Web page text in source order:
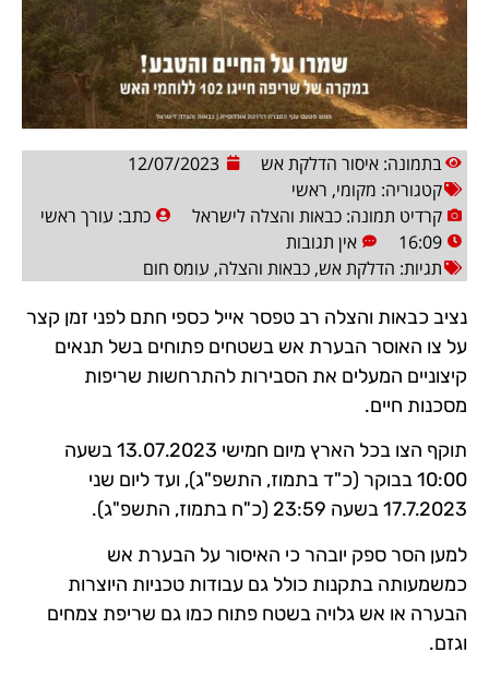
בתמונה: איסור הדלקת אש
12/07/2023
קטגוריה: מקומי, ראשי
קרדיט תמונה: כבאות והצלה לישראל
כתב: עורך ראשי
16:09
אין תגובות
תגיות: הדלקת אש, כבאות והצלה, עומס חום
נציב כבאות והצלה רב טפסר אייל כספי חתם לפני זמן קצר
על צו האוסר הבערת אש בשטחים פתוחים בשל תנאים
קיצוניים המעלים את הסבירות להתרחשות שריפות
מסכנות חיים.
תוקף הצו בכל הארץ מיום חמישי 13.07.2023 בשעה
10:00 בבוקר (כ"ד בתמוז, התשפ"ג), ועד ליום שני
17.7.2023 בשעה 23:59 (כ"ח בתמוז, התשפ"ג).
למען הסר ספק יובהר כי האיסור על הבערת אש
כמשמעותה בתקנות כולל גם עבודות טכניות היוצרות
הבערה או אש גלויה בשטח פתוח כמו גם שריפת צמחים
וגזם.